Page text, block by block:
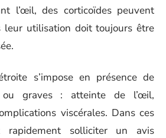
l’œil, des corticoïdes peuvent
leur utilisation doit toujours être
s’impose en présence de
ou graves : atteinte de l’œil,
viscérales. Dans ces
solliciter un avis